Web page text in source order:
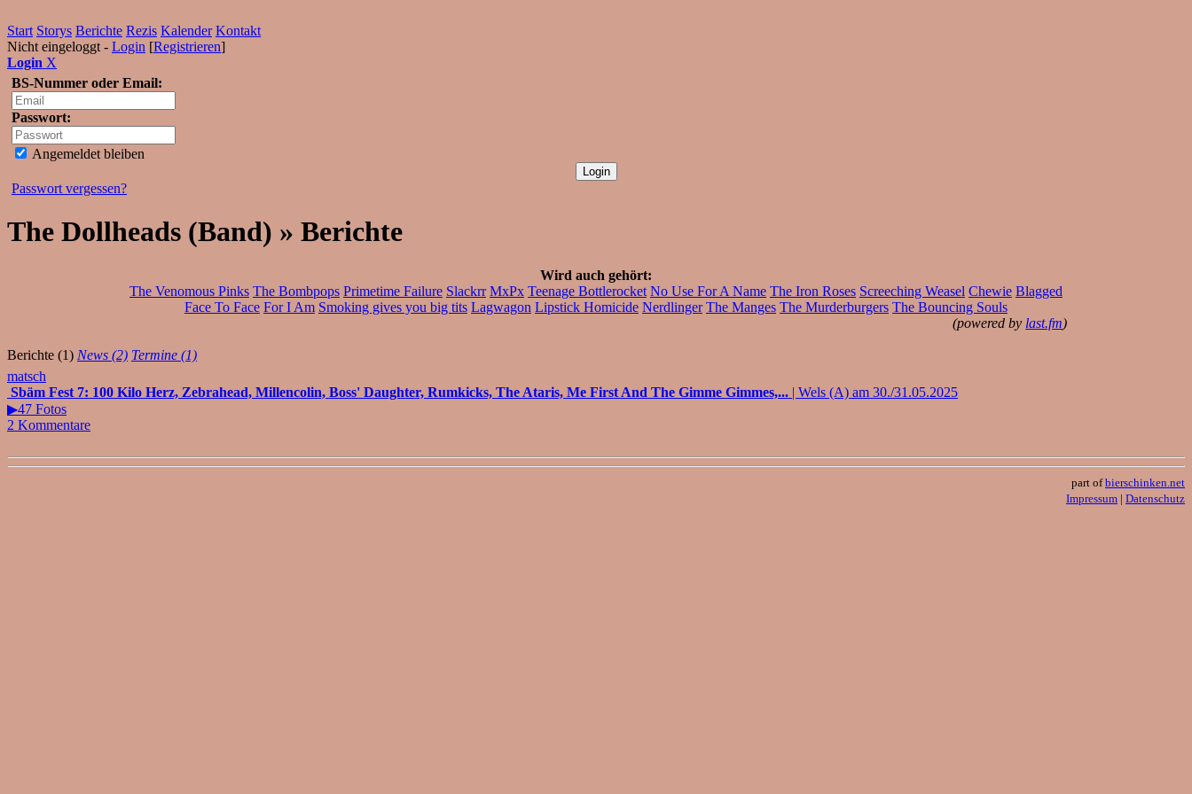
Start Storys Berichte Rezis Kalender Kontakt
Nicht eingeloggt - Login [Registrieren]
Login X
BS-Nummer oder Email:
Passwort:
Angemeldet bleiben
Passwort vergessen?
The Dollheads (Band) » Berichte
Wird auch gehört:
The Venomous Pinks The Bombpops Primetime Failure Slackrr MxPx Teenage Bottlerocket No Use For A Name The Iron Roses Screeching Weasel Chewie Blagged
Face To Face For I Am Smoking gives you big tits Lagwagon Lipstick Homicide Nerdlinger The Manges The Murderburgers The Bouncing Souls
(powered by last.fm)
Berichte (1) News (2) Termine (1)
matsch
Sbäm Fest 7: 100 Kilo Herz, Zebrahead, Millencolin, Boss' Daughter, Rumkicks, The Ataris, Me First And The Gimme Gimmes,... | Wels (A) am 30./31.05.2025
▶47 Fotos
2 Kommentare
part ofbierschinken.net
Impressum | Datenschutz